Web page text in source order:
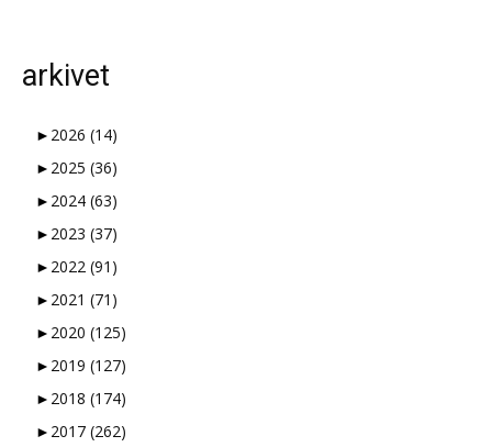
arkivet
► 2026 (14)
► 2025 (36)
► 2024 (63)
► 2023 (37)
► 2022 (91)
► 2021 (71)
► 2020 (125)
► 2019 (127)
► 2018 (174)
► 2017 (262)